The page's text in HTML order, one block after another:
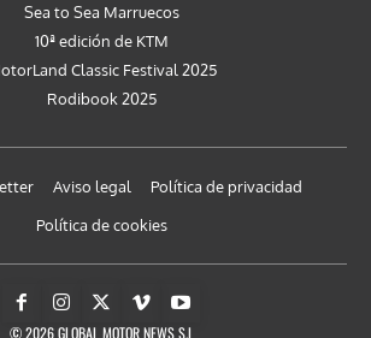
Sea to Sea Marruecos
10ª edición de KTM
Classic Festival 2025
Rodibook 2025
Aviso legal
Política de privacidad
Política de cookies
© 2026 GLOBAL MOTOR NEWS S.L